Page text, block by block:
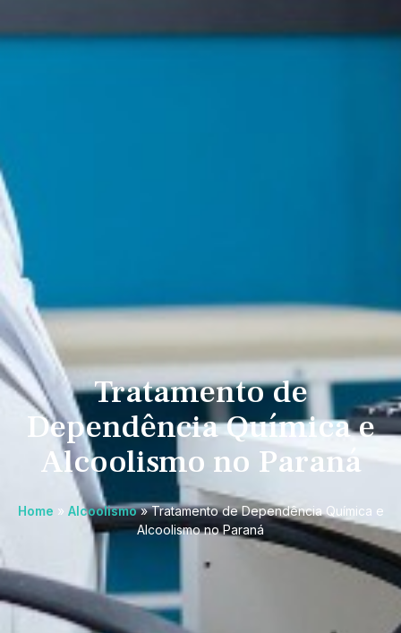
Tratamento de
Dependência Química e
Alcoolismo no Paraná
Home » Alcoolismo»Tratamento de Dependência Química e
Alcoolismo no Paraná